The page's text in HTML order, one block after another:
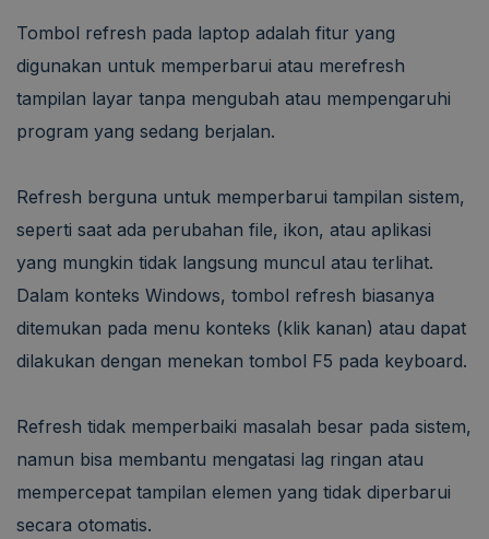
Tombol refresh pada laptop adalah fitur yang
digunakan untuk memperbarui atau merefresh
tampilan layar tanpa mengubah atau mempengaruhi
program yang sedang berjalan.
Refresh berguna untuk memperbarui tampilan sistem,
seperti saat ada perubahan file, ikon, atau aplikasi
yang mungkin tidak langsung muncul atau terlihat.
Dalam konteks Windows, tombol refresh biasanya
ditemukan pada menu konteks (klik kanan) atau dapat
dilakukan dengan menekan tombol F5 pada keyboard.
Refresh tidak memperbaiki masalah besar pada sistem,
namun bisa membantu mengatasi lag ringan atau
mempercepat tampilan elemen yang tidak diperbarui
secara otomatis.